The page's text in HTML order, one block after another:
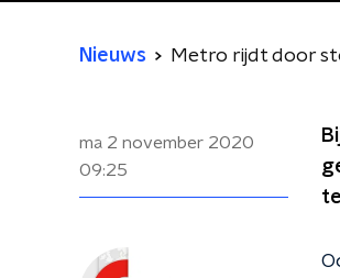
Nieuws Metro rijdt door
ma 2 november 2020
09:25